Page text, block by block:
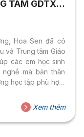
TÂM GDTX
Hoa Sen đã có
và Trung tâm Giáo
các em học sinh
mà bản thân
học tập phù hợp,
trình “Tư vấn kỹ
2023″. Với chủ đề
công dân...
Xem thêm